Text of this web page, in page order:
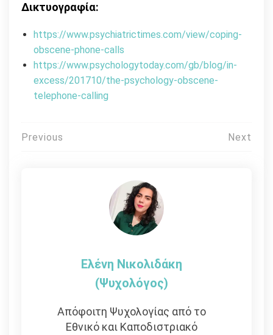
Δικτυογραφία:
https://www.psychiatrictimes.com/view/coping-
obscene-phone-calls
https://www.psychologytoday.com/gb/blog/in-
excess/201710/the-psychology-obscene-
telephone-calling
Πλοήγηση
Previous Next
Ελένη Νικολιδάκη
(Ψυχολόγος)
Απόφοιτη Ψυχολογίας από το
Εθνικό και Καποδιστριακό